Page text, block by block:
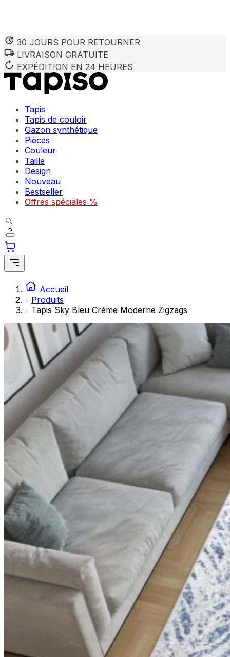
30 JOURS POUR RETOURNER
LIVRAISON GRATUITE
EXPÉDITION EN 24 HEURES
Tapis
Tapis de couloir
Gazon synthétique
Pièces
Couleur
Taille
Design
Nouveau
Bestseller
Offres spéciales %
Accueil
Produits
Tapis Sky Bleu Crème Moderne Zigzags
Nous utilisons des cookies pour personnaliser le contenu
partenaires peuvent combiner ces informations avec
utilisation de leurs services.
Les cookies indispensables sont cruciaux pour les
Les cookies liés aux préférences permettent au site de
comme votre langue préférée ou la région dans laquelle
Les cookies marketing sont utilisés pour suivre les
engageantes pour l'utilisateur individuel et, par
Les cookies non classés sont des cookies qui sont en